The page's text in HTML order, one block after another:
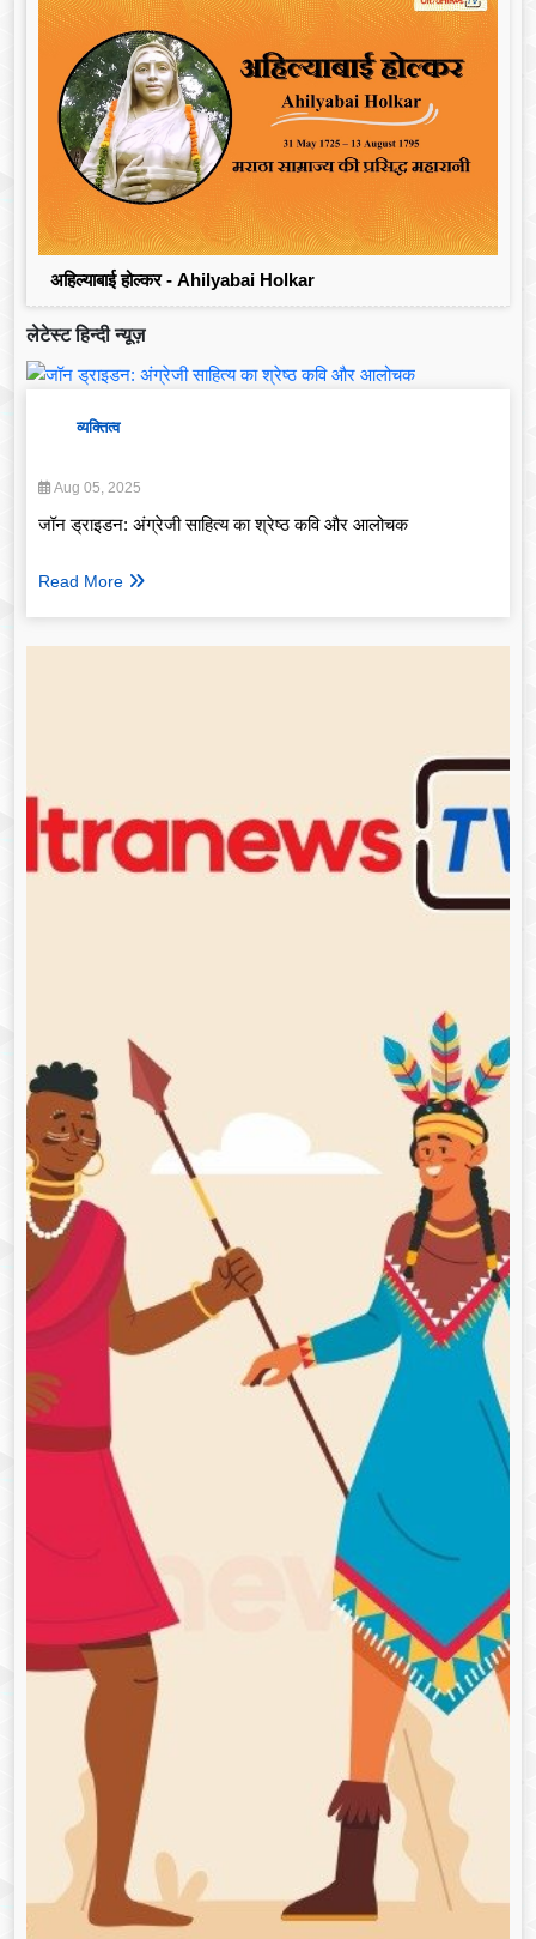
अहिल्याबाई होल्कर - Ahilyabai Holkar
लेटेस्ट हिन्दी न्यूज़
व्यक्तित्व
Aug 05, 2025
जॉन ड्राइडन: अंग्रेजी साहित्य का श्रेष्ठ कवि और आलोचक
Read More